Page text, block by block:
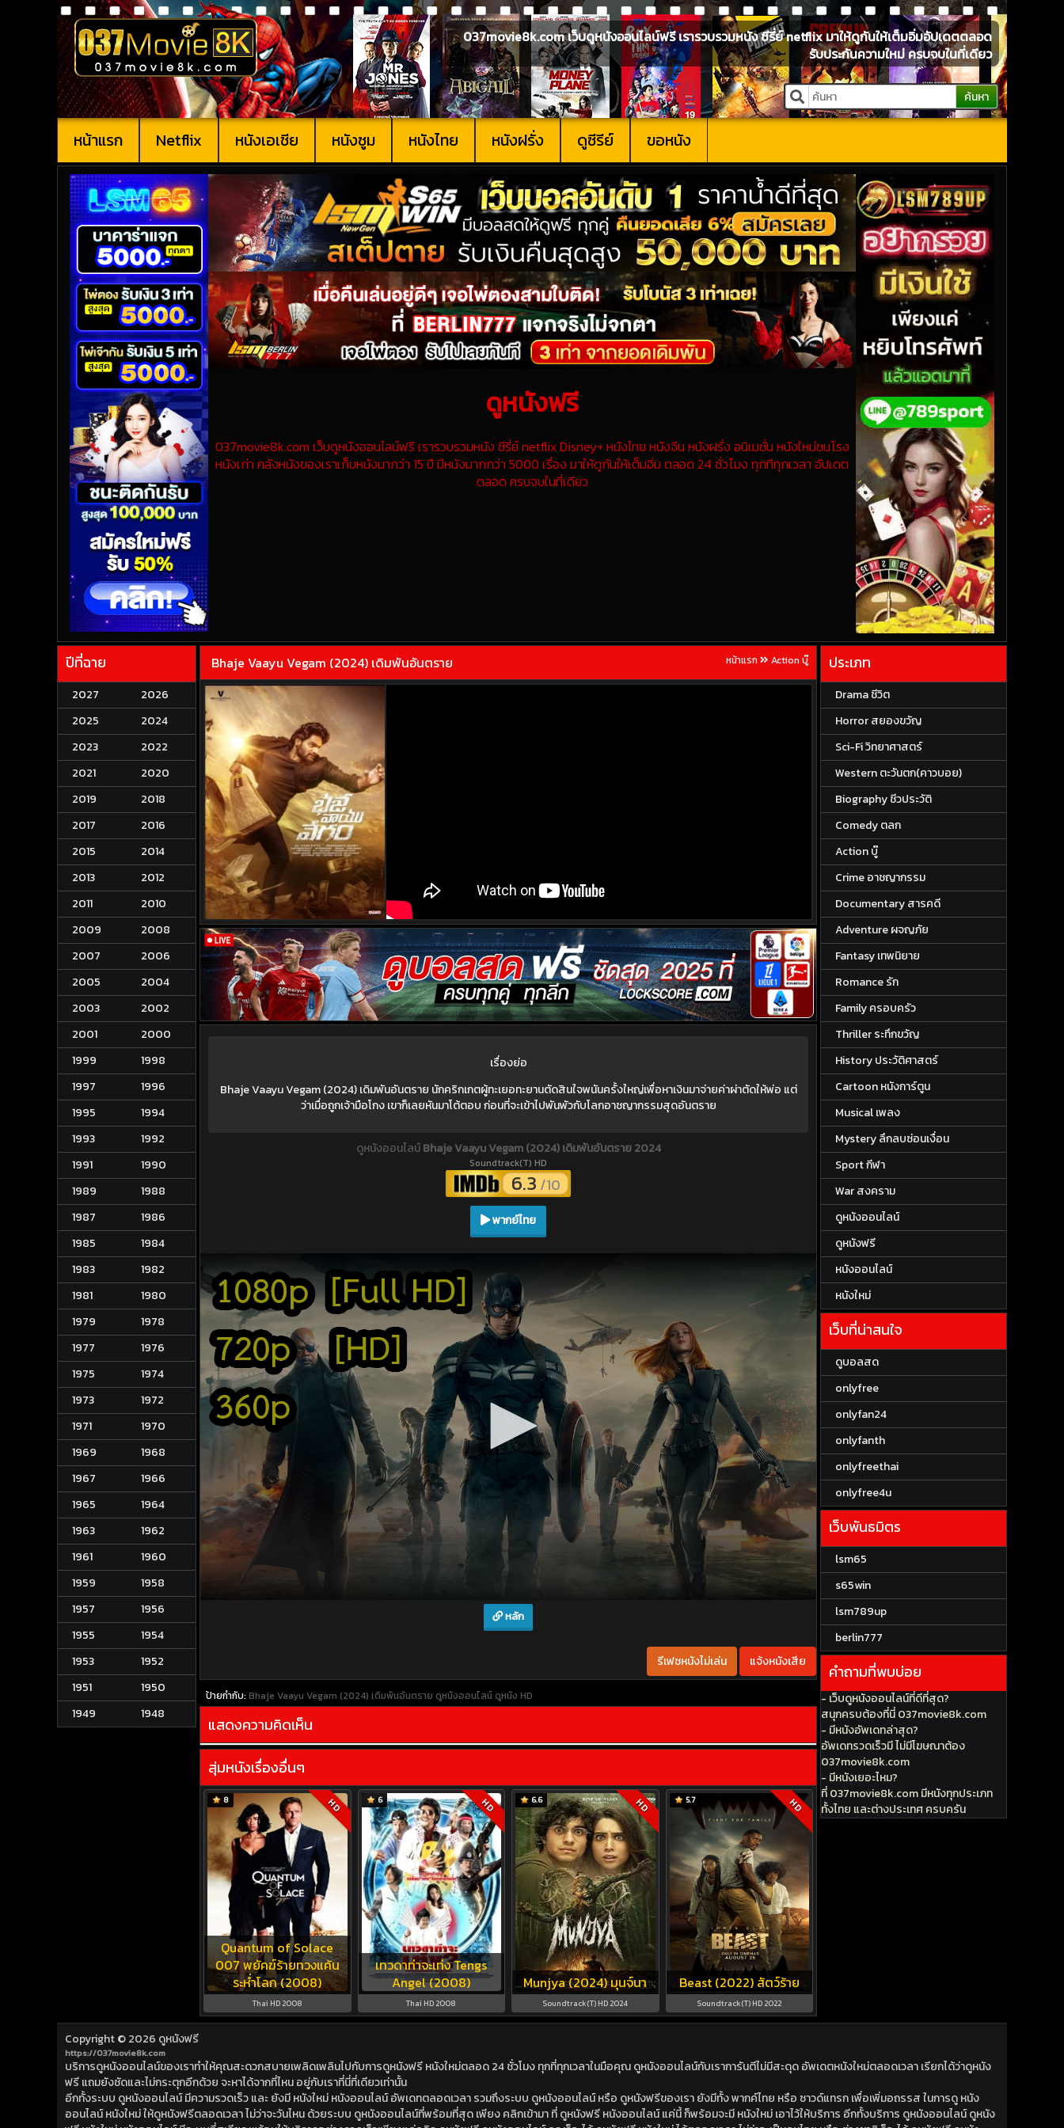
037movie8k.com เว็บดูหนังออนไลน์ฟรี เรารวบรวมหนัง ซีรี่ย์ netflix มาให้ดูกันให้เต็มอิ่มอัปเดตตลอด
รับประกันความใหม่ ครบจบในที่เดียว
ค้นหา
หน้าแรก Netflix หนังเอเชีย หนังซูม หนังไทย หนังฝรั่ง ดูซีรีย์ ขอหนัง
ดูหนังฟรี
037movie8k.com เว็บดูหนังออนไลน์ฟรี เรารวบรวมหนัง ซีรี่ย์ netflix Disney+ หนังไทย หนังจีน หนังฝรั่ง อนิเมชั่น หนังใหม่ชนโรง
หนังเก่า คลังหนังของเราเก็บหนังมากว่า 15 ปี มีหนังมากกว่า 5000 เรื่อง มาให้ดูกันให้เต็มอิ่ม ตลอด 24 ชั่วโมง ทุกทีทุกเวลา อัปเดต
ตลอด ครบจบในที่เดียว
ปีที่ฉาย
2027
2026
2025
2024
2023
2022
2021
2020
2019
2018
2017
2016
2015
2014
2013
2012
2011
2010
2009
2008
2007
2006
2005
2004
2003
2002
2001
2000
1999
1998
1997
1996
1995
1994
1993
1992
1991
1990
1989
1988
1987
1986
1985
1984
1983
1982
1981
1980
1979
1978
1977
1976
1975
1974
1973
1972
1971
1970
1969
1968
1967
1966
1965
1964
1963
1962
1961
1960
1959
1958
1957
1956
1955
1954
1953
1952
1951
1950
1949
1948
Bhaje Vaayu Vegam (2024) เดิมพันอันตราย หน้าแรก Action บู๊
เรื่องย่อ
Bhaje Vaayu Vegam (2024) เดิมพันอันตราย นักคริกเกตผู้ทะเยอทะยานตัดสินใจพนันครั้งใหญ่เพื่อหาเงินมาจ่ายค่าผ่าตัดให้พ่อ แต่
ว่าเมื่อถูกเจ้ามือโกง เขาก็เลยหันมาโต้ตอบ ก่อนที่จะเข้าไปพันพัวกับโลกอาชญากรรมสุดอันตราย
ดูหนังออนไลน์Bhaje Vaayu Vegam (2024) เดิมพันอันตราย 2024
Soundtrack(T) HD
6.3 /10
พากย์ไทย
หลัก
รีเฟชหนังไม่เล่น แจ้งหนังเสีย
ป้ายกำกับ: Bhaje Vaayu Vegam (2024) เดิมพันอันตราย ดูหนังออนไลน์ ดูหนัง HD
แสดงความคิดเห็น
สุ่มหนังเรื่องอื่นๆ
Quantum of Solace
007 พยัคฆ์ร้ายทวงแค้น
ระห่ำโลก (2008)
8 HD
Thai HD 2008
เทวดาท่าจะเท่ง Tengs
Angel (2008)
6 HD
Thai HD 2008
Munjya (2024) มุนจ์นา
6.6 HD
Soundtrack(T) HD 2024
Beast (2022) สัตว์ร้าย
5.7 HD
Soundtrack(T) HD 2022
ประเภท
Drama ชีวิต
Horror สยองขวัญ
Sci-Fi วิทยาศาสตร์
Western ตะวันตก(คาวบอย)
Biography ชีวประวัติ
Comedy ตลก
Action บู๊
Crime อาชญากรรม
Documentary สารคดี
Adventure ผจญภัย
Fantasy เทพนิยาย
Romance รัก
Family ครอบครัว
Thriller ระทึกขวัญ
History ประวัติศาสตร์
Cartoon หนังการ์ตูน
Musical เพลง
Mystery ลึกลบซ่อนเงื่อน
Sport กีฬา
War สงคราม
ดูหนังออนไลน์
ดูหนังฟรี
หนังออนไลน์
หนังใหม่
เว็บที่น่าสนใจ
ดูบอลสด
onlyfree
onlyfan24
onlyfanth
onlyfreethai
onlyfree4u
เว็บพันธมิตร
lsm65
s65win
lsm789up
berlin777
คำถามที่พบบ่อย
- เว็บดูหนังออนไลน์ที่ดีที่สุด?
สนุกครบต้องที่นี่ 037movie8k.com
- มีหนังอัพเดทล่าสุด?
อัพเดทรวดเร็วมี ไม่มีโฆษณาต้อง
037movie8k.com
- มีหนังเยอะไหม?
ที่ 037movie8k.com มีหนังทุกประเภท
ทั้งไทย และต่างประเทศ ครบครัน
Copyright © 2026 ดูหนังฟรี
https://037movie8k.com
บริการดูหนังออนไลน์ของเราทำให้คุณสะดวกสบายเพลิดเพลินไปกับการดูหนังฟรี หนังใหม่ตลอด 24 ชั่วโมง ทุกที่ทุกเวลาในมือคุณ ดูหนังออนไลน์กับเราการันตีไม่มีสะดุด อัพเดตหนังใหม่ตลอดเวลา เรียกได้ว่าดูหนัง
ฟรี แถมยังชัดและไม่กระตุกอีกด้วย จะหาได้จากที่ไหน อยู่กับเราที่นี่ที่เดียวเท่านั้น
อีกทั้งระบบ ดูหนังออนไลน์ มีความรวดเร็ว และ ยังมี หนังใหม่ หนังออนไลน์ อัพเดทตลอดเวลา รวมถึงระบบ ดูหนังออนไลน์ หรือ ดูหนังฟรีของเรา ยังมีทั้ง พากค์ไทย หรือ ซาวด์แทรก เพื่อเพิ่มอถรรส ในการดู หนัง
ออนไลน์ หนังใหม่ ให้ดูหนังฟรีตลอดเวลา ไม่ว่าจะวันไหน ด้วยระบบ ดูหนังออนไลน์ที่พร้อมที่สุด เพียง คลิกเข้ามา ที่ ดูหนังฟรี หนังออนไลน์ แค่นี้ ก็พร้อมจะมี หนังใหม่ เอาไว้ให้บริการ อีกทั้งบริการ ดูหนังออนไลน์ ดูหนัง